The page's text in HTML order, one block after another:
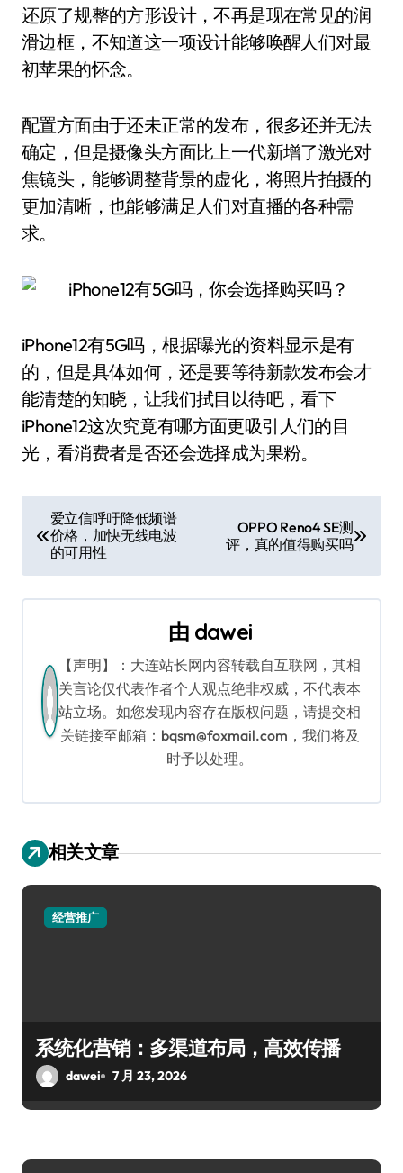
还原了规整的方形设计，不再是现在常见的润
滑边框，不知道这一项设计能够唤醒人们对最
初苹果的怀念。
配置方面由于还未正常的发布，很多还并无法
确定，但是摄像头方面比上一代新增了激光对
焦镜头，能够调整背景的虚化，将照片拍摄的
更加清晰，也能够满足人们对直播的各种需
求。
iPhone12有5G吗，根据曝光的资料显示是有
的，但是具体如何，还是要等待新款发布会才
能清楚的知晓，让我们拭目以待吧，看下
iPhone12这次究竟有哪方面更吸引人们的目
光，看消费者是否还会选择成为果粉。
章
导
爱立信呼吁降低频谱
价格，加快无线电波
的可用性
OPPO Reno4 SE测
评，真的值得购买吗
由 dawei
【声明】：大连站长网内容转载自互联网，其相
关言论仅代表作者个人观点绝非权威，不代表本
站立场。如您发现内容存在版权问题，请提交相
关链接至邮箱：bqsm@foxmail.com，我们将及
时予以处理。
相关文章
经营推广
系统化营销：多渠道布局，高效传播
dawei 7 月 23, 2026